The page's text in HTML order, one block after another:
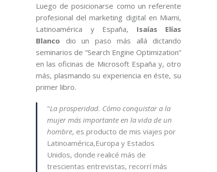
Luego de posicionarse como un referente
profesional del marketing digital en Miami,
Latinoamérica y España, Isaías Elías
Blanco dio un paso más allá dictando
seminarios de “Search Engine Optimization”
en las oficinas de Microsoft España y, otro
más, plasmando su experiencia en éste, su
primer libro.
"La prosperidad. Cómo conquistar a la
mujer más importante en la vida de un
hombre, es producto de mis viajes por
Latinoamérica,Europa y Estados
Unidos, donde realicé más de
trescientas entrevistas, recorrí más